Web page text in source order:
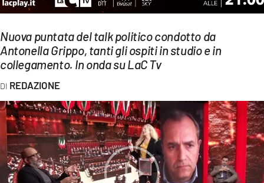
LAC TV
LAC NETWORK
LAC ONAIR
Network
LACPLAY.IT
LACTV.IT
LACONAIR.IT
Nuova puntata del talk politico condotto da
Antonella Grippo, tanti gli ospiti in studio e in
collegamento. In onda su LaC Tv
REDAZIONE